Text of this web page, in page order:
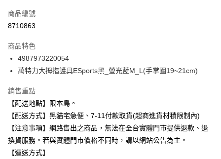
合作金庫商業銀行
上海商業儲蓄銀行
臺灣中小企業銀行
匯豐（台灣）商業銀行
聯邦商業銀行
遠東國際商業銀行
玉山商業銀行
台新國際商業銀行
台灣樂天信用卡公司
超商取貨付款
LINE Pay
Apple Pay
街口支付
Google Pay
全盈+PAY
大哥付你分期
相關說明
商品編號
8710863
商品特色
4987973220054
萬特力大拇指護具ESports黑_螢光藍M_L(手掌圍19~21cm)
銷售重點
【配送地點】限本島。
【配送方式】黑貓宅急便、7-11付款取貨(超商進貨材積限制內)
【注意事項】網路售出之商品，無法在全台實體門市提供退款、退
換貨服務。若與實體門市價格不同時，請以網站公告為主。
【運送方式】